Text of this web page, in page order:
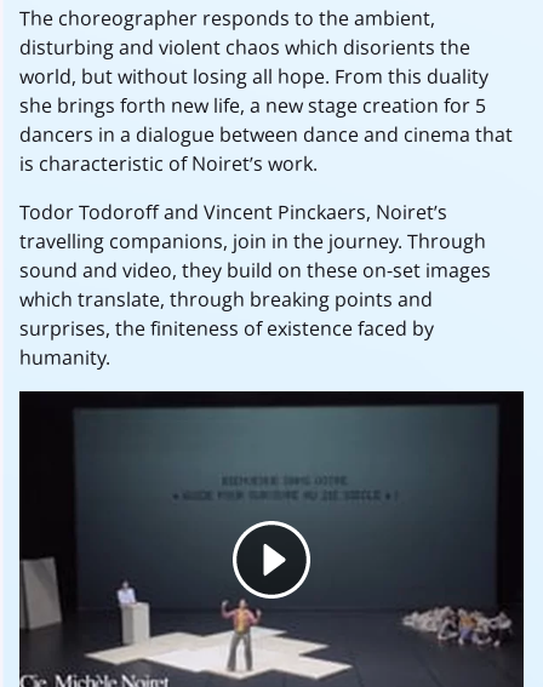
The choreographer responds to the ambient,
disturbing and violent chaos which disorients the
world, but without losing all hope. From this duality
she brings forth new life, a new stage creation for 5
dancers in a dialogue between dance and cinema that
is characteristic of Noiret’s work.
Todor Todoroff and Vincent Pinckaers, Noiret’s
travelling companions, join in the journey. Through
sound and video, they build on these on-set images
which translate, through breaking points and
surprises, the finiteness of existence faced by
humanity.